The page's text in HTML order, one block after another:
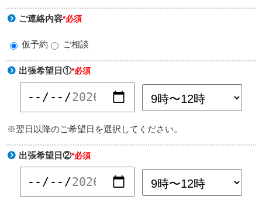
ご連絡内容*必須
仮予約 ご相談
出張希望日①*必須
※翌日以降のご希望日を選択してください。
出張希望日②*必須